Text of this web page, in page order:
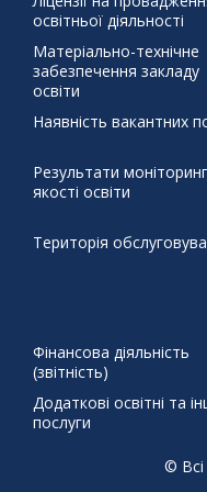
освітньої діяльності
Матеріально-технічне
забезпечення закладу
освіти
Наявність вакантних
Результати
якості освіти
Територія
Фінансова діяльність
(звітність)
Додаткові освітні та
послуги
© Всі